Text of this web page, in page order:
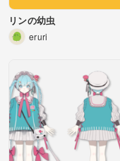
リンの幼虫
eruri